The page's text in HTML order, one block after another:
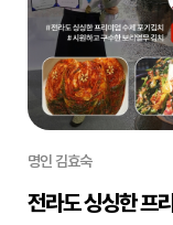
명인 김효숙